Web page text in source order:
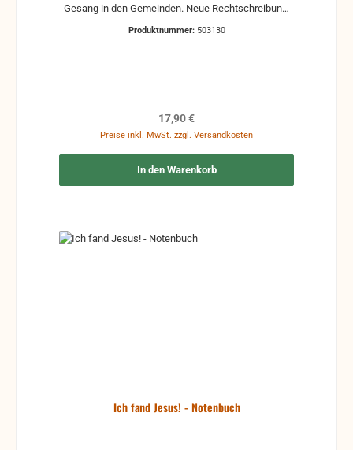
Gesang in den Gemeinden. Neue Rechtschreibung.
Produktnummer: 503130
Regulärer Preis:
17,90 €
Preise inkl. MwSt. zzgl. Versandkosten
In den Warenkorb
Ich fand Jesus! - Notenbuch